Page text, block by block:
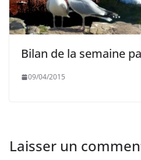
Bilan de la semaine
09/04/2015
Laisser un